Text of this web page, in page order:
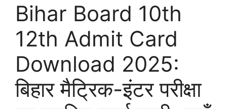
Bihar Board 10th
12th Admit Card
Download 2025:
बिहार मैट्रिक-इंटर परीक्षा